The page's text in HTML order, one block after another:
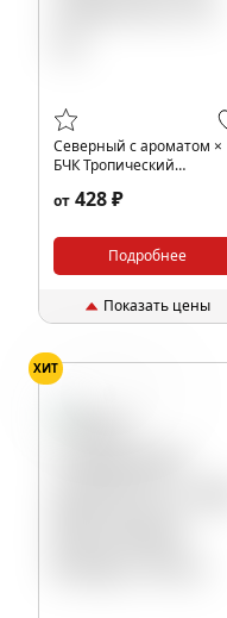
Северный с ароматом ×
БЧК Тропический
от 428 ₽
Подробнее
Показать цены
ХИТ